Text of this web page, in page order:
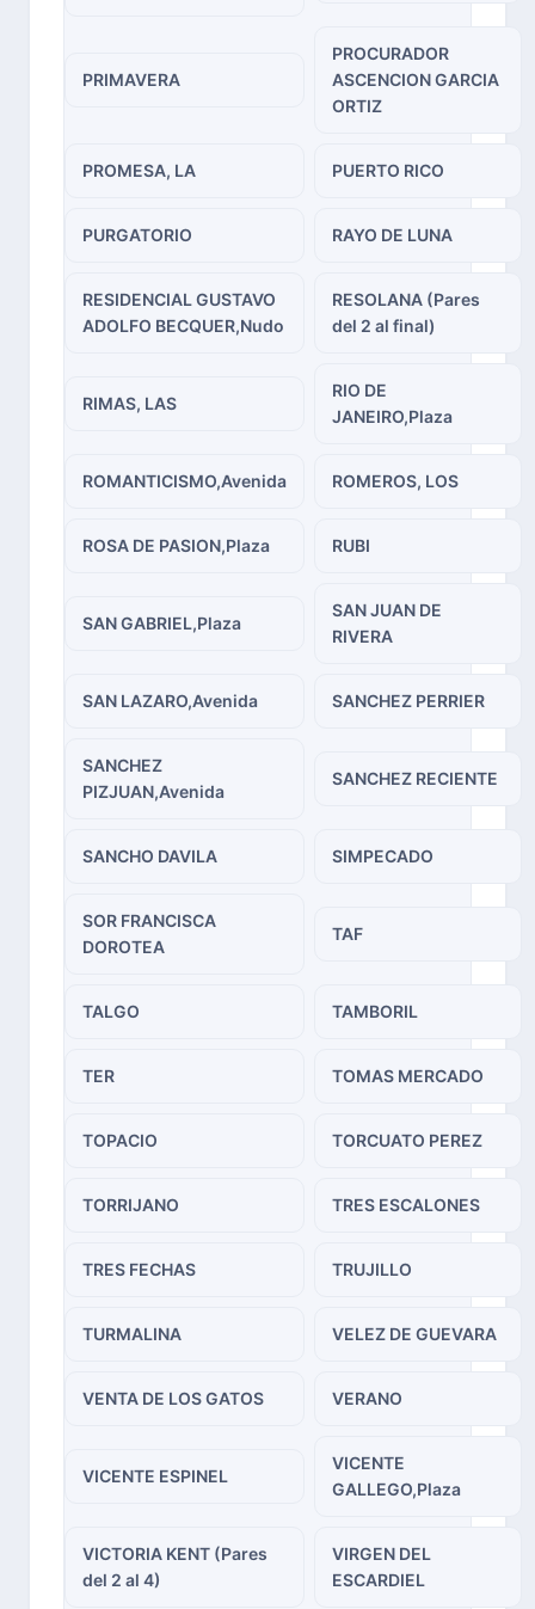
PRIMAVERA
PROCURADOR
ASCENCION GARCIA
ORTIZ
PROMESA, LA PUERTO RICO
PURGATORIO RAYO DE LUNA
RESIDENCIAL GUSTAVO
ADOLFO BECQUER,Nudo
RESOLANA (Pares
del 2 al final)
RIMAS, LAS
RIO DE
JANEIRO,Plaza
ROMANTICISMO,Avenida ROMEROS, LOS
ROSA DE PASION,Plaza RUBI
SAN GABRIEL,Plaza
SAN JUAN DE
RIVERA
SAN LAZARO,Avenida SANCHEZ PERRIER
SANCHEZ
PIZJUAN,Avenida
SANCHEZ RECIENTE
SANCHO DAVILA SIMPECADO
SOR FRANCISCA
DOROTEA
TAF
TALGO TAMBORIL
TER TOMAS MERCADO
TOPACIO TORCUATO PEREZ
TORRIJANO TRES ESCALONES
TRES FECHAS TRUJILLO
TURMALINA VELEZ DE GUEVARA
VENTA DE LOS GATOS VERANO
VICENTE ESPINEL
VICENTE
GALLEGO,Plaza
VICTORIA KENT (Pares
del 2 al 4)
VIRGEN DEL
ESCARDIEL